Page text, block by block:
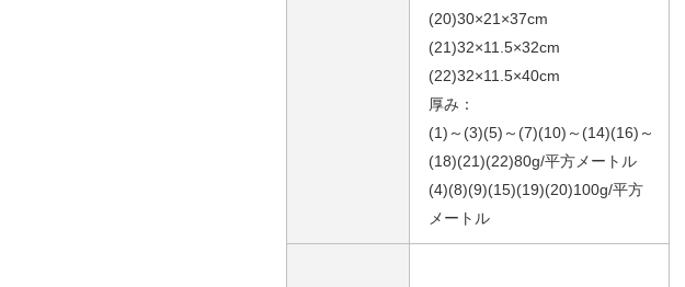
(20)30×21×37cm
(21)32×11.5×32cm
(22)32×11.5×40cm
厚み：
(1)～(3)(5)～(7)(10)～(14)(16)～
(18)(21)(22)80g/平方メートル
(4)(8)(9)(15)(19)(20)100g/平方
メートル